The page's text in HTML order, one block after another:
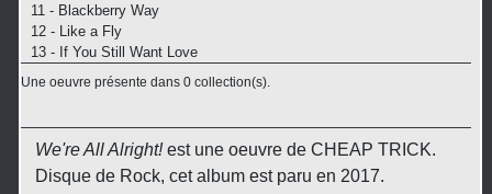
11 - Blackberry Way
12 - Like a Fly
13 - If You Still Want Love
Une oeuvre présente dans 0 collection(s).
We're All Alright!est une oeuvre de CHEAP TRICK.
Disque de Rock, cet album est paru en 2017.